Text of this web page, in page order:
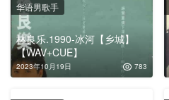
林良乐.1990-冰河【乡城】
【WAV+CUE】
2023年10月19日 783
华语男歌手